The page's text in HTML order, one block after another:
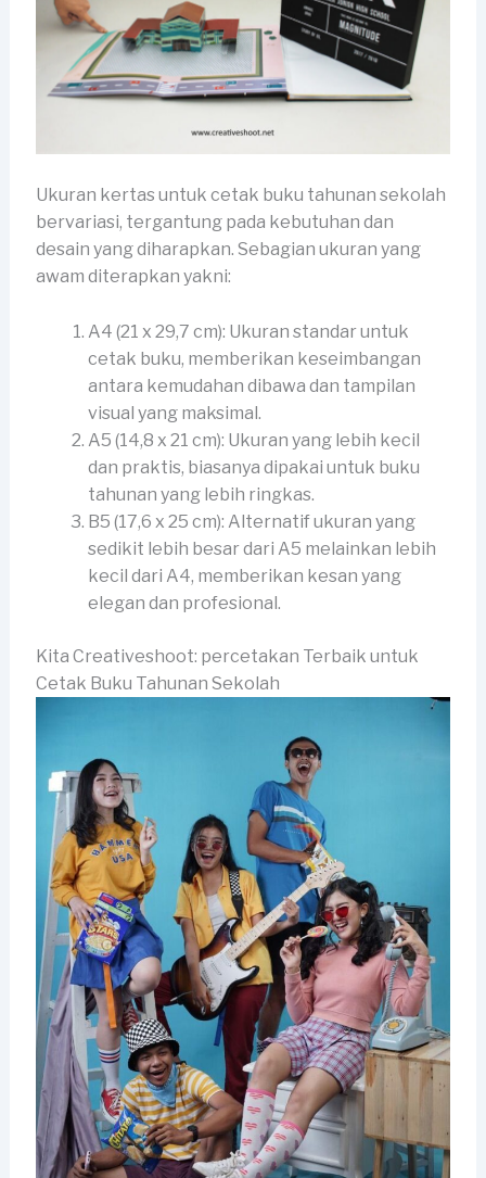
Ukuran kertas untuk cetak buku tahunan sekolah
bervariasi, tergantung pada kebutuhan dan
desain yang diharapkan. Sebagian ukuran yang
awam diterapkan yakni:
A4 (21 x 29,7 cm): Ukuran standar untuk
cetak buku, memberikan keseimbangan
antara kemudahan dibawa dan tampilan
visual yang maksimal.
A5 (14,8 x 21 cm): Ukuran yang lebih kecil
dan praktis, biasanya dipakai untuk buku
tahunan yang lebih ringkas.
B5 (17,6 x 25 cm): Alternatif ukuran yang
sedikit lebih besar dari A5 melainkan lebih
kecil dari A4, memberikan kesan yang
elegan dan profesional.
Kita Creativeshoot: percetakan Terbaik untuk
Cetak Buku Tahunan Sekolah